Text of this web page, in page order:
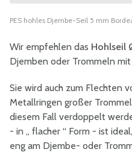
PES hohles Djembe-Seil 5 mm
Wir empfehlen das Hohlseil
Djemben oder Trommeln
Sie wird auch zum Flechten
Metallringen großer
diesem Fall verdoppelt
- in „ flacher “ Form - ist
eng am Djembe- oder